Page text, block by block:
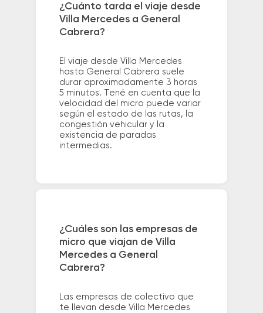
¿Cuánto tarda el viaje desde
Villa Mercedes a General
Cabrera?
El viaje desde Villa Mercedes
hasta General Cabrera suele
durar aproximadamente 3 horas
5 minutos. Tené en cuenta que la
velocidad del micro puede variar
según el estado de las rutas, la
congestión vehicular y la
existencia de paradas
intermedias.
¿Cuáles son las empresas de
micro que viajan de Villa
Mercedes a General
Cabrera?
Las empresas de colectivo que
te llevan desde Villa Mercedes